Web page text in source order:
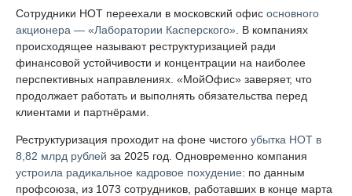
Сотрудники НОТ переехали в московский офис основного
акционера — «Лаборатории Касперского» . В компаниях
происходящее называют реструктуризацией ради
финансовой устойчивости и концентрации на наиболее
перспективных направлениях. «МойОфис» заверяет, что
продолжает работать и выполнять обязательства перед
клиентами и партнёрами.
Реструктуризация проходит на фоне чистого убытка НОТ в
8,82 млрд рублей за 2025 год. Одновременно компания
устроила радикальное кадровое похудение: по данным
профсоюза, из 1073 сотрудников, работавших в конце марта